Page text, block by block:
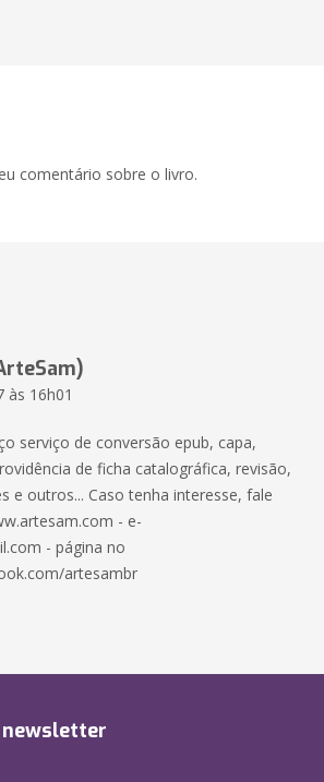
comentário sobre o livro.
às 16h01
serviço de conversão epub, capa,
de ficha catalográfica, revisão,
e outros... Caso tenha interesse, fale
- e-
- página no
artesambr
newsletter